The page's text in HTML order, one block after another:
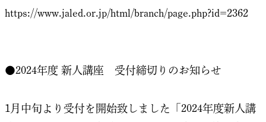
https://www.jaled.or.jp/html/branch/page.php?id=2362
●2024年度 新人講座 受付締切りのお知らせ
1月中旬より受付を開始致しました「2024年度新人講